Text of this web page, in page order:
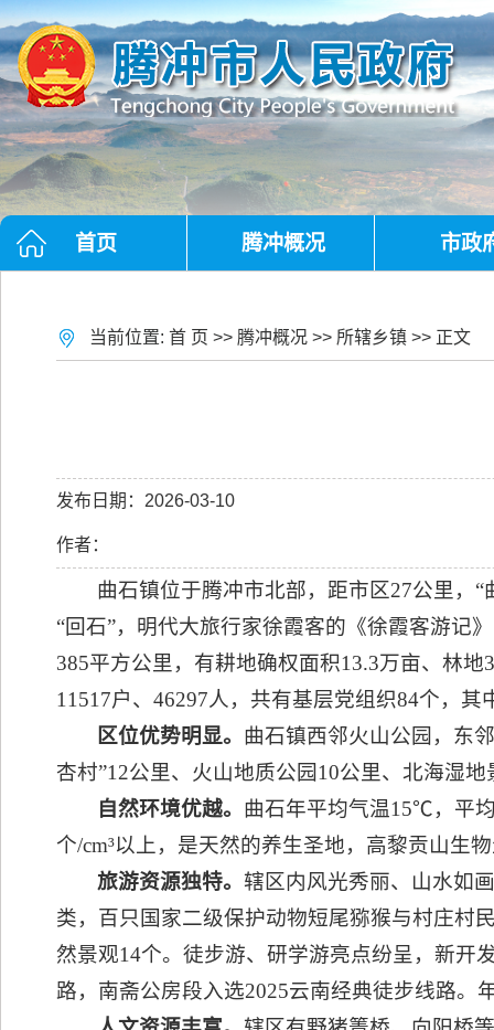
首页 腾冲概况 市政
当前位置: 首 页 >> 腾冲概况 >> 所辖乡镇 >> 正文
发布日期：2026-03-10
作者：
曲石镇位于腾冲市北部，距市区27公里，
“回石”，明代大旅行家徐霞客的《徐霞客游记
385平方公里，有耕地确权面积13.3万亩、林
11517户、46297人，共有基层党组织84个，
区位优势明显。 曲石镇西邻火山公园，东
杏村”12公里、火山地质公园10公里、北海湿
自然环境优越。 曲石年平均气温15℃，平
个/cm³以上，是天然的养生圣地，高黎贡山生
旅游资源独特。 辖区内风光秀丽、山水如
类，百只国家二级保护动物短尾猕猴与村庄村
然景观14个。徒步游、研学游亮点纷呈，新开
路，南斋公房段入选2025云南经典徒步线路。